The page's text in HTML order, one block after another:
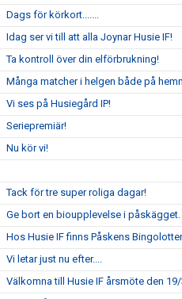
Dags för körkort.......
Idag ser vi till att alla Joynar Husie IF!
Ta kontroll över din elförbrukning!
Många matcher i helgen både på
Vi ses på Husiegård IP!
Seriepremiär!
Nu kör vi!
Tack för tre super roliga dagar!
Ge bort en bioupplevelse i påskägget.
Hos Husie IF finns Påskens
Vi letar just nu efter....
Välkomna till Husie IF årsmöte den